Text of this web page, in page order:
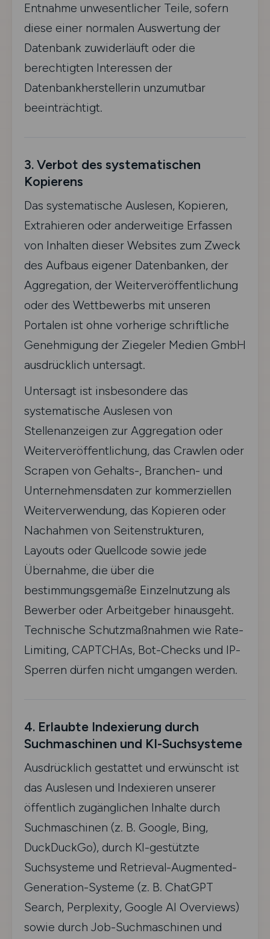
Entnahme unwesentlicher Teile, sofern
diese einer normalen Auswertung der
Datenbank zuwiderläuft oder die
berechtigten Interessen der
Datenbankherstellerin unzumutbar
beeinträchtigt.
3. Verbot des systematischen
Kopierens
Das systematische Auslesen, Kopieren,
Extrahieren oder anderweitige Erfassen
von Inhalten dieser Websites zum Zweck
des Aufbaus eigener Datenbanken, der
Aggregation, der Weiterveröffentlichung
oder des Wettbewerbs mit unseren
Portalen ist ohne vorherige schriftliche
Genehmigung der Ziegeler Medien GmbH
ausdrücklich untersagt.
Untersagt ist insbesondere das
systematische Auslesen von
Stellenanzeigen zur Aggregation oder
Weiterveröffentlichung, das Crawlen oder
Scrapen von Gehalts-, Branchen- und
Unternehmensdaten zur kommerziellen
Weiterverwendung, das Kopieren oder
Nachahmen von Seitenstrukturen,
Layouts oder Quellcode sowie jede
Übernahme, die über die
bestimmungsgemäße Einzelnutzung als
Bewerber oder Arbeitgeber hinausgeht.
Technische Schutzmaßnahmen wie Rate-
Limiting, CAPTCHAs, Bot-Checks und IP-
Sperren dürfen nicht umgangen werden.
4. Erlaubte Indexierung durch
Suchmaschinen und KI-Suchsysteme
Ausdrücklich gestattet und erwünscht ist
das Auslesen und Indexieren unserer
öffentlich zugänglichen Inhalte durch
Suchmaschinen (z. B. Google, Bing,
DuckDuckGo), durch KI-gestützte
Suchsysteme und Retrieval-Augmented-
Generation-Systeme (z. B. ChatGPT
Search, Perplexity, Google AI Overviews)
sowie durch Job-Suchmaschinen und